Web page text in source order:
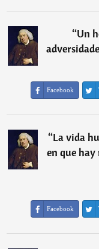
“Un
Facebook
“La vida
en que
Facebook